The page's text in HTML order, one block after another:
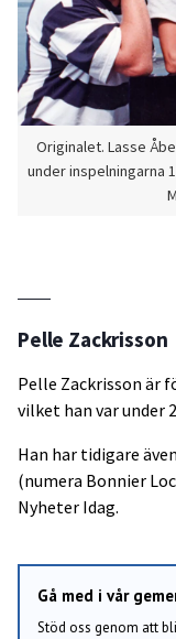
Originalet. Lasse
under inspelningarna
Pelle Zackrisson
Pelle Zackrisson är
vilket han var under
Han har tidigare
(numera Bonnier
Nyheter Idag.
Gå med i vår
Stöd oss genom att bli